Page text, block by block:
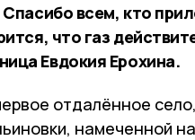
Спасибо всем, кто
что газ
Евдокия Ерохина.
отдалённое
намеченной